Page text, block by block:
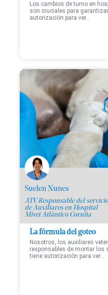
Los cambios de turno en
son cruciales para
autorización para ver...
Suelen Nunes
ATV Responsable del servicio
de Auxiliares en Hospital
Mivet Atlántico Coruña
La fórmula del goteo
Nosotros, los auxiliares
responsables de montar los
tiene autorización para ver...